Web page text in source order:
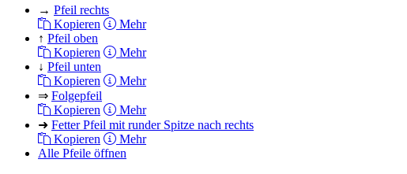
→ Pfeil rechts
Kopieren
Mehr
↑ Pfeil oben
Kopieren
Mehr
↓ Pfeil unten
Kopieren
Mehr
⇒ Folgepfeil
Kopieren
Mehr
➜ Fetter Pfeil mit runder Spitze nach rechts
Kopieren
Mehr
Alle Pfeile öffnen